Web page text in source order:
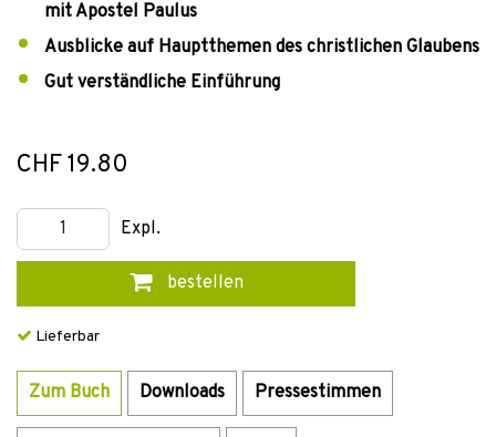
mit Apostel Paulus
Ausblicke auf Hauptthemen des christlichen Glaubens
Gut verständliche Einführung
CHF 19.80
Expl.
bestellen
Lieferbar
Zum Buch Downloads Pressestimmen